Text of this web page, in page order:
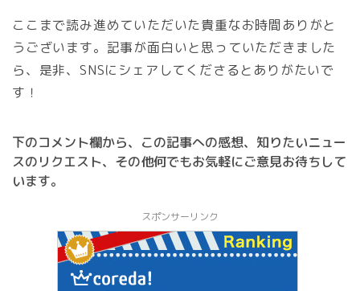
ここまで読み進めていただいた貴重なお時間ありがと
うございます。記事が面白いと思っていただきました
ら、是非、SNSにシェアしてくださるとありがたいで
す！
下のコメント欄から、この記事への感想、知りたいニュー
スのリクエスト、その他何でもお気軽にご意見お待ちして
います。
スポンサーリンク